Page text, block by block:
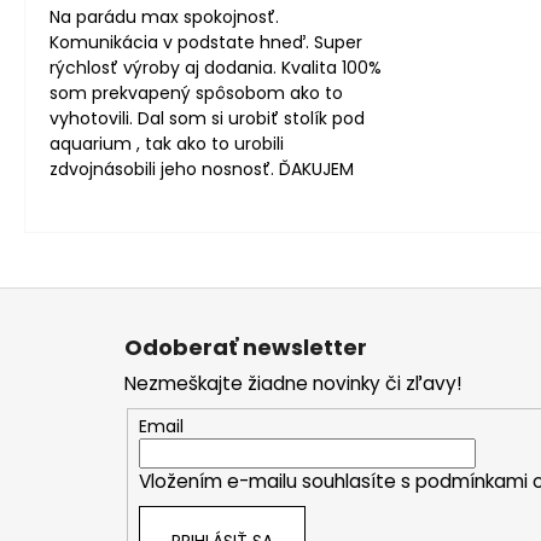
Na parádu max spokojnosť.
Komunikácia v podstate hneď. Super
rýchlosť výroby aj dodania. Kvalita 100%
som prekvapený spôsobom ako to
vyhotovili. Dal som si urobiť stolík pod
aquarium , tak ako to urobili
zdvojnásobili jeho nosnosť. ĎAKUJEM
Z
Odoberať newsletter
Nezmeškajte žiadne novinky či zľavy!
Email
Vložením e-mailu souhlasíte s podmínkami